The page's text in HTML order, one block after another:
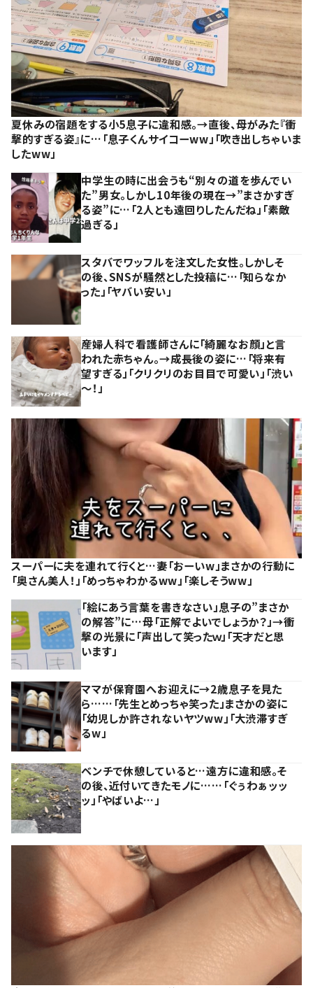
夏休みの宿題をする小5息子に違和感。→直後、母がみた『衝
撃的すぎる姿』に…「息子くんサイコーww」「吹き出しちゃいま
したww」
中学生の時に出会うも“別々の道を歩んでい
た”男女。しかし10年後の現在→”まさかすぎ
る姿”に…「2人とも遠回りしたんだね」「素敵
過ぎる」
スタバでワッフルを注文した女性。しかしそ
の後、SNSが騒然とした投稿に…「知らなか
った」「ヤバい安い」
産婦人科で看護師さんに「綺麗なお顔」と言
われた赤ちゃん。→成長後の姿に…「将来有
望すぎる」「クリクリのお目目で可愛い」「渋い
～！」
スーパーに夫を連れて行くと…妻「おーいw」まさかの行動に
「奥さん美人！」「めっちゃわかるww」「楽しそうww」
「絵にあう言葉を書きなさい」息子の”まさか
の解答”に…母「正解でよいでしょうか？」→衝
撃の光景に「声出して笑ったｗ」「天才だと思
います」
ママが保育園へお迎えに→2歳息子を見た
ら……「先生とめっちゃ笑った」まさかの姿に
「幼児しか許されないヤツww」「大渋滞すぎ
るw」
ベンチで休憩していると…遠方に違和感。そ
の後、近付いてきたモノに……「ぐぅわぁッッ
ッ」「やばいよ…」